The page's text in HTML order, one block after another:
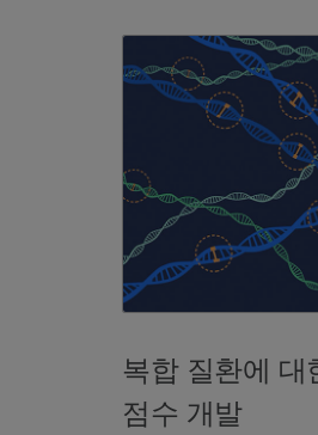
복합 질환에 대
점수 개발